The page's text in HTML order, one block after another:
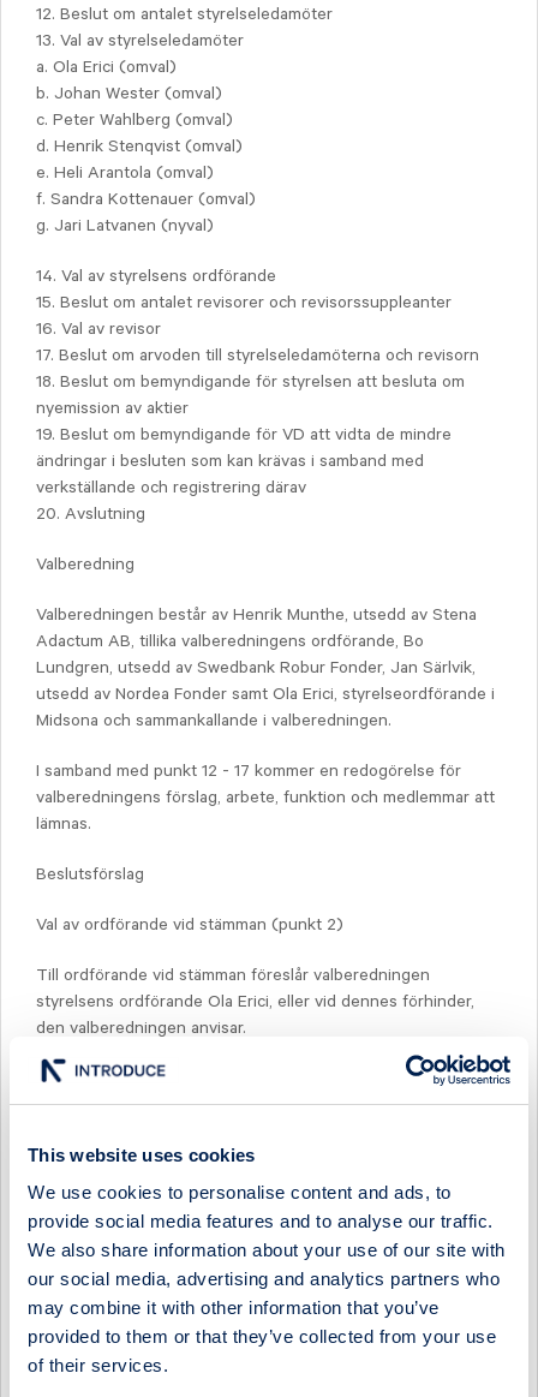
This website uses cookies
We use cookies to personalise content and ads, to
provide social media features and to analyse our traffic.
We also share information about your use of our site with
our social media, advertising and analytics partners who
may combine it with other information that you’ve
provided to them or that they’ve collected from your use
of their services.
12. Beslut om antalet styrelseledamöter
13. Val av styrelseledamöter
a. Ola Erici (omval)
b. Johan Wester (omval)
c. Peter Wahlberg (omval)
d. Henrik Stenqvist (omval)
e. Heli Arantola (omval)
f. Sandra Kottenauer (omval)
g. Jari Latvanen (nyval)
14. Val av styrelsens ordförande
15. Beslut om antalet revisorer och revisorssuppleanter
16. Val av revisor
17. Beslut om arvoden till styrelseledamöterna och revisorn
18. Beslut om bemyndigande för styrelsen att besluta om
nyemission av aktier
19. Beslut om bemyndigande för VD att vidta de mindre
ändringar i besluten som kan krävas i samband med
verkställande och registrering därav
20. Avslutning
Valberedning
Valberedningen består av Henrik Munthe, utsedd av Stena
Adactum AB, tillika valberedningens ordförande, Bo
Lundgren, utsedd av Swedbank Robur Fonder, Jan Särlvik,
utsedd av Nordea Fonder samt Ola Erici, styrelseordförande i
Midsona och sammankallande i valberedningen.
I samband med punkt 12 - 17 kommer en redogörelse för
valberedningens förslag, arbete, funktion och medlemmar att
lämnas.
Beslutsförslag
Val av ordförande vid stämman (punkt 2)
Till ordförande vid stämman föreslår valberedningen
styrelsens ordförande Ola Erici, eller vid dennes förhinder,
den valberedningen anvisar.
Val av två justeringspersoner (punkt 5)
och Berit Grönvall väljs till justeringspersoner, eller vid
förhinder för någon av dem eller båda, den eller de som
anvisas av Midsonas styrelse.
Utdelning (punkt 9)
Styrelsen föreslår att ingen utdelning lämnas samt att
bolagets ansamlade medel behandlas i enlighet med förslaget
i förvaltningsberättelsen.